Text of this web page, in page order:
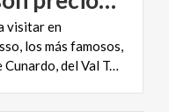
visitar en
los más famosos,
y además los orridi de Caino, de Cunardo, del Val Taleggio y de la Via Mala, igual de espectaculares